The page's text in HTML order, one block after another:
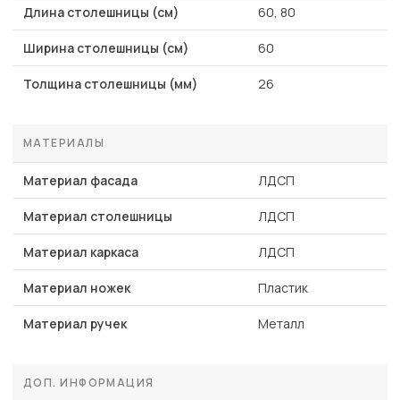
Длина столешницы (см) 60, 80
Ширина столешницы (см) 60
Толщина столешницы (мм) 26
МАТЕРИАЛЫ
Материал фасада ЛДСП
Материал столешницы ЛДСП
Материал каркаса ЛДСП
Материал ножек Пластик
Материал ручек Металл
ДОП. ИНФОРМАЦИЯ